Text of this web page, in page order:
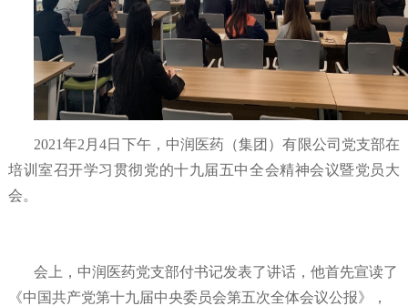
2021年2 月4日下午，中润医药（集团）有限公司党支部在
培训室召开学习贯彻党的十九届五中全会精神会议暨党员大
会。
会上，中润医药党支部付书记发表了讲话，他首先宣读了
《中国共产党第十九届中央委员会第五次全体会议公报》，